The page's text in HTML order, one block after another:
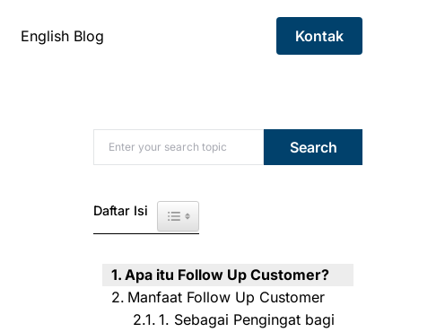
English Blog
Kontak
Search for: Search
Daftar Isi Toggle Table of Content
Apa itu Follow Up Customer?
Manfaat Follow Up Customer
1. Sebagai Pengingat bagi